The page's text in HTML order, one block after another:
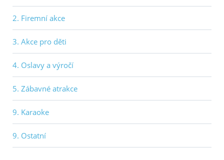
2. Firemní akce
3. Akce pro děti
4. Oslavy a výročí
5. Zábavné atrakce
9. Karaoke
9. Ostatní